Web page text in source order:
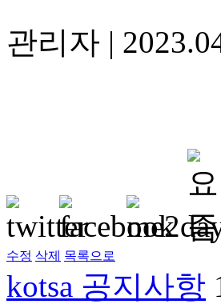
관리자 |
수정 삭제 목록으로
kotsa 공지사항